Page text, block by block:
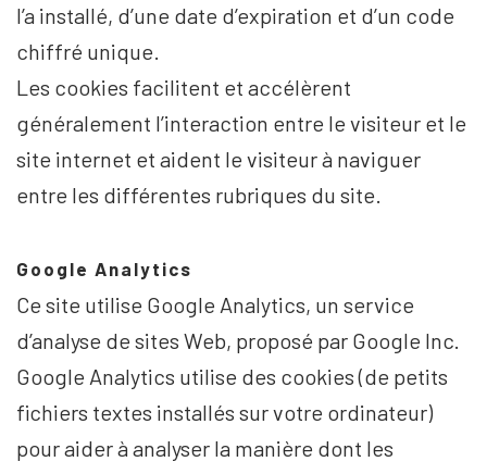
l’a installé, d’une date d’expiration et d’un code
chiffré unique.
Les cookies facilitent et accélèrent
généralement l’interaction entre le visiteur et le
site internet et aident le visiteur à naviguer
entre les différentes rubriques du site.
Google Analytics
Ce site utilise Google Analytics, un service
d’analyse de sites Web, proposé par Google Inc.
Google Analytics utilise des cookies (de petits
fichiers textes installés sur votre ordinateur)
pour aider à analyser la manière dont les